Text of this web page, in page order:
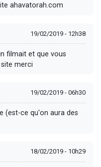
ahavatorah.com
19/02/2019 - 12h38
filmait et que vous
merci
19/02/2019 - 06h30
(est-ce qu'on aura des
18/02/2019 - 10h29